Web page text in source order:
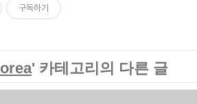
구독하기
' 카테고리의 다른 글